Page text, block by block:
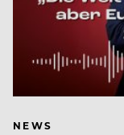
NEWS